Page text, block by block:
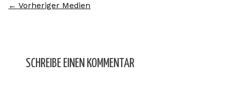
← Vorheriger Medien
SCHREIBE EINEN KOMMENTAR